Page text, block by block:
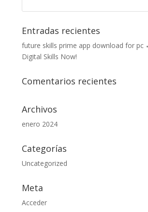
Entradas recientes
future skills prime app download for pc
Digital Skills Now!
Comentarios recientes
Archivos
enero 2024
Categorías
Uncategorized
Meta
Acceder